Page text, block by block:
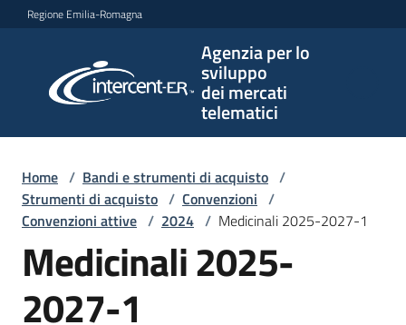
Vai al contenuto
Vai alla navigazione
Vai al footer
Regione Emilia-Romagna
Agenzia per lo
sviluppo
dei mercati
telematici
per lo
sviluppo
telematici
L'Agenzia
Home / Bandi e strumenti di acquisto /
Strumenti di acquisto / Convenzioni /
Convenzioni attive / 2024 / Medicinali 2025-2027-1
Medicinali 2025-
2027-1